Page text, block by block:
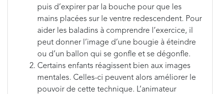
puis d’expirer par la bouche pour que les
mains placées sur le ventre redescendent. Pour
aider les baladins à comprendre l’exercice, il
peut donner l’image d’une bougie à éteindre
ou d’un ballon qui se gonfle et se dégonfle.
Certains enfants réagissent bien aux images
mentales. Celles-ci peuvent alors améliorer le
pouvoir de cette technique. L’animateur